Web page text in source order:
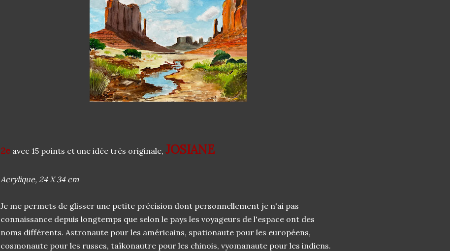
2e avec 15 points et une idée très originale, JOSIANE
Acrylique, 24 X 34 cm
Je me permets de glisser une petite précision dont personnellement je n'ai pas
connaissance depuis longtemps que selon le pays les voyageurs de l'espace ont des
noms différents. Astronaute pour les américains, spationaute pour les européens,
cosmonaute pour les russes, taïkonautre pour les chinois, vyomanaute pour les indiens.